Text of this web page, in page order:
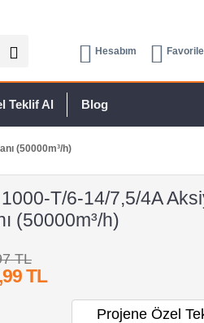
Hesabım
Teklif Al Blog
(50000m³/h)
T/6-14/7,5/4A
(50000m³/h)
TL
TL
Projene Özel